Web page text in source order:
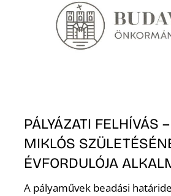
PÁLYÁZATI FELHÍVÁS
MIKLÓS
ÉVFORDULÓJA
A pályaművek beadási